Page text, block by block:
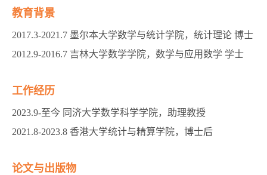
教育背景
2017.3-2021.7 墨尔本大学数学与统计学院，统计理论 博士
2012.9-2016.7 吉林大学数学学院，数学与应用数学 学士
工作经历
2023.9-至今 同济大学数学科学学院，助理教授
2021.8-2023.8 香港大学统计与精算学院，博士后
论文与出版物